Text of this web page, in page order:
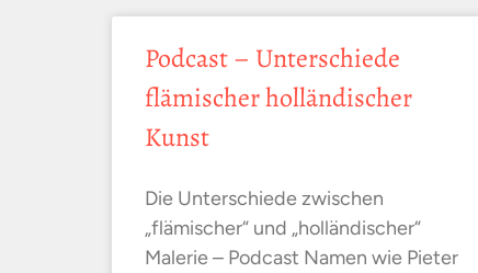
Podcast – Unterschiede
flämischer holländischer
Kunst
Die Unterschiede zwischen
„flämischer“ und „holländischer“
Malerie – Podcast Namen wie Pieter